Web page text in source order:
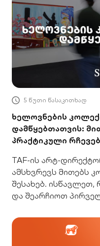
ცენტრად აქცია.
ერთად, სამ
მოგიყვებით,
მემკვიდრეობას
დაგანახებს. 1.
სამეგრელოდან
5 წუთი წასაკითხად
ხელოვნების
დამწყებთათვის:
პრაქტიკული
TAF-ის არტ-
ამსხვრევს მითებს
შესახებ.
და შეარჩიოთ